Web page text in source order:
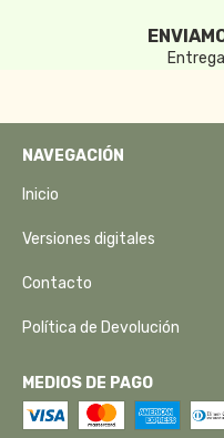
NAVEGACIÓN
Inicio
Versiones digitales
Contacto
Política de Devolución
MEDIOS DE PAGO